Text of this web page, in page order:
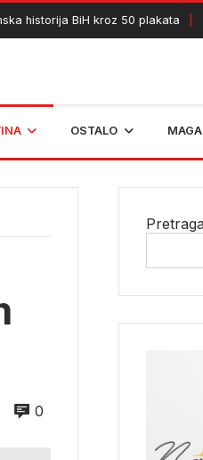
BiH kroz 50 plakata
OSTALO
0
Pretraga